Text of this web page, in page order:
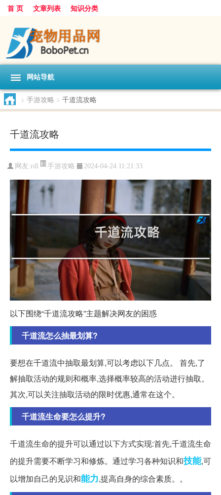
首 页 文章列表 知识分类
网站导航
> 手游攻略 > 千道流攻略
千道流攻略
网友:rdl 手游攻略 2024-04-24 11:21:33
以下围绕“千道流攻略”主题解决网友的困惑
千道流怎么抽最划算?
要想在千道流中抽取最划算,可以考虑以下几点。 首先,了
解抽取活动的规则和概率,选择概率较高的活动进行抽取。
其次,可以关注抽取活动的限时优惠,通常在这个。
千道流生命要怎么提升?
千道流生命的提升可以通过以下方式实现:首先,千道流生命
的提升需要不断学习和修炼。通过学习各种知识和技能,可
以增加自己的见识和能力,提高自身的综合素质。。